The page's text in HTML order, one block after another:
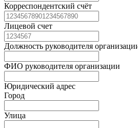
Корреспондентский счёт
Лицевой счет
Должность руководителя
ФИО руководителя организации
Юридический адрес
Город
Улица